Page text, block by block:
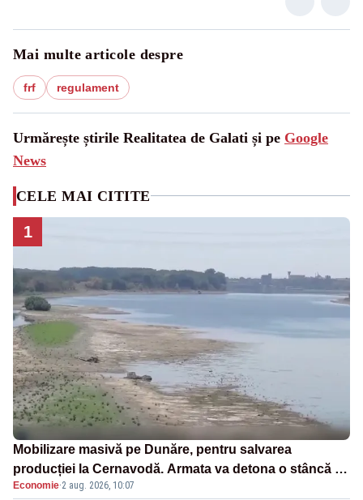
Mai multe articole despre
frf regulament
Urmărește știrile Realitatea de Galati și pe Google
News
CELE MAI CITITE
1
Mobilizare masivă pe Dunăre, pentru salvarea
producției la Cernavodă. Armata va detona o stâncă și
va devia apa fluviului - IMAGINI AERIENE
Economie·2 aug. 2026, 10:07